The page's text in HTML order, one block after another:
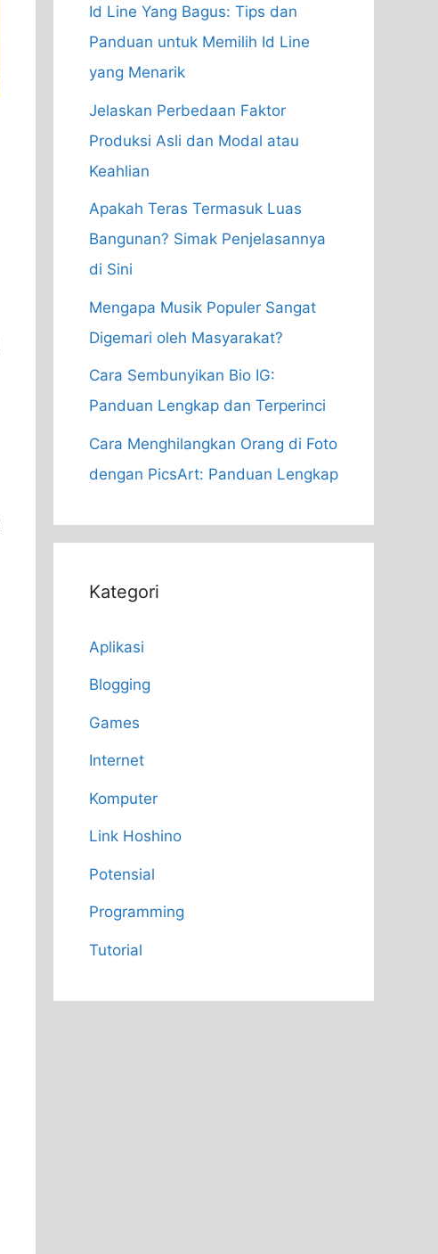
Id Line Yang Bagus: Tips dan
Panduan untuk Memilih Id Line
yang Menarik
Jelaskan Perbedaan Faktor
Produksi Asli dan Modal atau
Keahlian
Apakah Teras Termasuk Luas
Bangunan? Simak Penjelasannya
di Sini
Mengapa Musik Populer Sangat
Digemari oleh Masyarakat?
Cara Sembunyikan Bio IG:
Panduan Lengkap dan Terperinci
Cara Menghilangkan Orang di Foto
dengan PicsArt: Panduan Lengkap
Kategori
Aplikasi
Blogging
Games
Internet
Komputer
Link Hoshino
Potensial
Programming
Tutorial